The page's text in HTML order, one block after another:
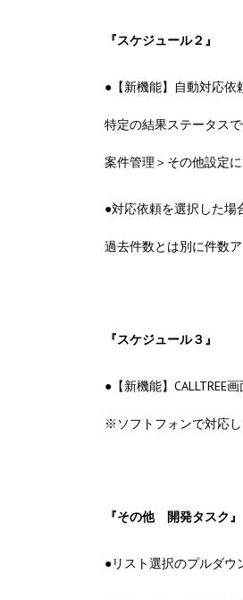
『スケジュール２』
●【新機能】自動対応依
特定の結果ステータス
案件管理＞その他設定に
●対応依頼を選択した場
過去件数とは別に件数
『スケジュール３』
●【新機能】CALLTREE
※ソフトフォンで対応し
『その他 開発タスク』
●リスト選択のプルダウ